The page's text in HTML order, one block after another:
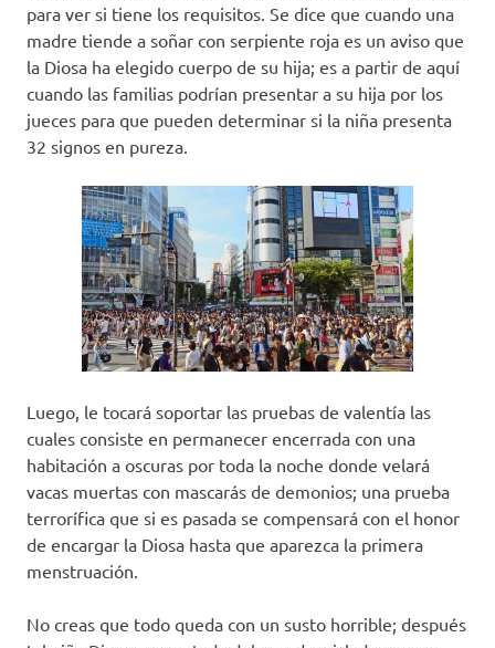
para ver si tiene los requisitos. Se dice que cuando una
madre tiende a soñar con serpiente roja es un aviso que
la Diosa ha elegido cuerpo de su hija; es a partir de aquí
cuando las familias podrían presentar a su hija por los
jueces para que pueden determinar si la niña presenta
32 signos en pureza.
Luego, le tocará soportar las pruebas de valentía las
cuales consiste en permanecer encerrada con una
habitación a oscuras por toda la noche donde velará
vacas muertas con mascarás de demonios; una prueba
terrorífica que si es pasada se compensará con el honor
de encargar la Diosa hasta que aparezca la primera
menstruación.
No creas que todo queda con un susto horrible; después